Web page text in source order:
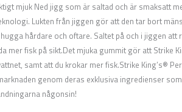
mjuk Ned jigg som är saltad och är smaksatt
Lukten från jiggen gör att den tar bort
hårdare och oftare. Saltet på och i jiggen att
mer fisk på sikt.Det mjuka gummit gör att Strike
samt att du krokar mer fisk.Strike King’s®
genom deras exklusiva ingredienser
någonsin!